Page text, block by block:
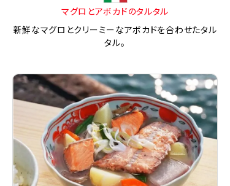
マグロとアボカドのタルタル
新鮮なマグロとクリーミーなアボカドを合わせたタル
タル。